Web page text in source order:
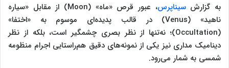
به گزارشسیناپرس
، عبور قرص «ماه» (Moon) از مقابل «سیاره
ناهید» (Venus) در قالب پدیده‌ای موسوم به «اختفا»
(Occultation)؛ نه‌تنها از نظر بصری چشمگیر است، بلکه از نظر
دینامیک مداری نیز یکی از نمونه‌های دقیق هم‌راستایی اجرام منظومه
شمسی به شمار می‌رود.